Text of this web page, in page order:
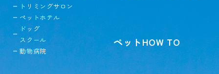
トリミングサロン
ペットホテル
ドッグ
スクール
動物病院
ペットHOW TO